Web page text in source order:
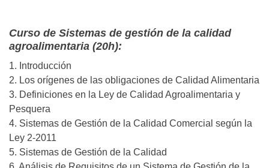
Curso de Sistemas de gestión de la calidad
agroalimentaria (20h):
1. Introducción
2. Los orígenes de las obligaciones de Calidad Alimentaria
3. Definiciones en la Ley de Calidad Agroalimentaria y
Pesquera
4. Sistemas de Gestión de la Calidad Comercial según la
Ley 2-2011
5. Sistemas de Gestión de la Calidad